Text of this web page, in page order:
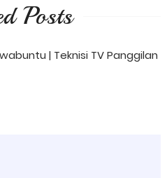
Posts
| Teknisi TV Panggilan